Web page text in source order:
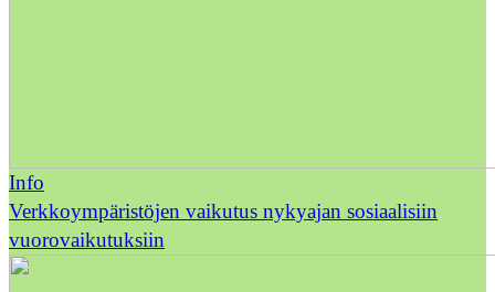
Info
Verkkoympäristöjen vaikutus nykyajan sosiaalisiin
vuorovaikutuksiin